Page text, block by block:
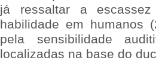
já ressaltar a
habilidade em humanos
pela sensibilidade
localizadas na base do